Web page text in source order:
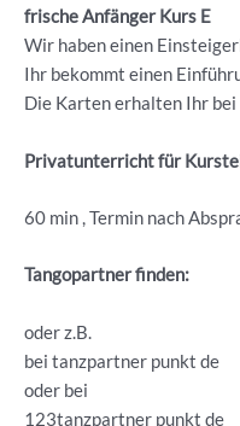
frische Anfänger Kurs E
Wir haben einen
Ihr bekommt einen
Die Karten erhalten Ihr
Privatunterricht für
60 min , Termin nach
Tangopartner finden:
oder z.B.
bei tanzpartner punkt de
oder bei
123tanzpartner punkt de